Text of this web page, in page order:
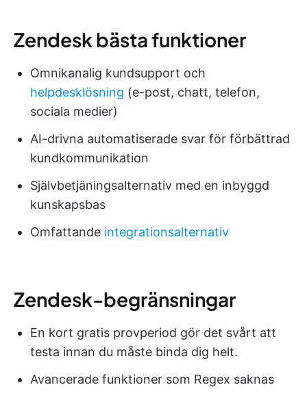
Zendesk bästa funktioner
Omnikanalig kundsupport och
helpdesklösning (e-post, chatt, telefon,
sociala medier)
AI-drivna automatiserade svar för förbättrad
kundkommunikation
Självbetjäningsalternativ med en inbyggd
kunskapsbas
Omfattande integrationsalternativ
Zendesk-begränsningar
En kort gratis provperiod gör det svårt att
testa innan du måste binda dig helt.
Avancerade funktioner som Regex saknas